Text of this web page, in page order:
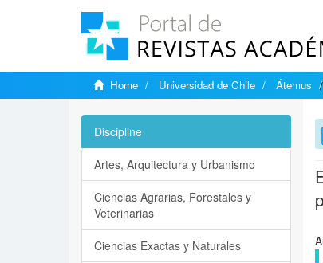
Home Universidad de Chile Átemus
Discipline
Artes, Arquitectura y Urbanismo
Ciencias Agrarias, Forestales y
Veterinarias
Ciencias Exactas y Naturales